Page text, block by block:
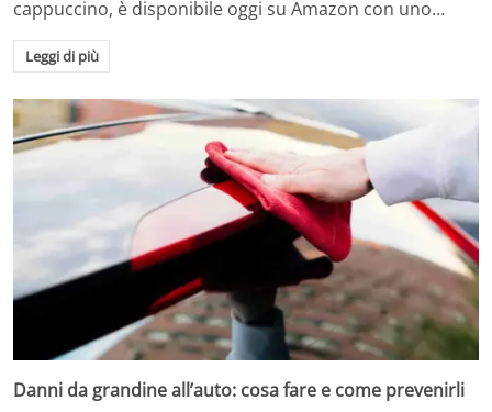
cappuccino, è disponibile oggi su Amazon con uno…
Leggi di più
Danni da grandine all’auto: cosa fare e come prevenirli